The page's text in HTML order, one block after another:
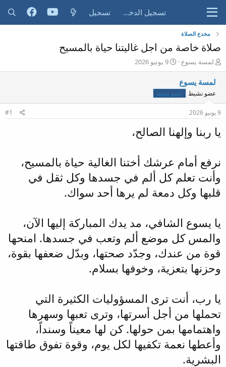
تسجيل الدخول تسجيل
مخدع الصلاة
صلاة خاصة من اجل غاليتنا حياة بالمسيح
ب
ا
د
ئ
ا
ل
م
ض
لمسة يسوع
ت
ا
ي
خ
ا
9 يونيو 2026
لمسة يسوع
عضو نشيط عضو نشيط
9 يونيو 2026 #1
يا ربنا وإلهنا الصالح،
نرفع أمام عرشك أختنا الغالية حياة بالمسيح،
وأنت تعلم كل ألم في جسدها وكل ثقل في
قلبها وكل دمعة لم يرها أحد سواك.
يا يسوع الشافي، مد يدك المباركة إليها الآن،
والمس كل موضع ألم وتعب في جسدها. امنحها
قوة من عندك، وجدّد صحتها، وبدّل ضعفها بقوة،
وحزنها بتعزية، وخوفها بسلام.
يا رب، أنت ترى المسؤوليات الكثيرة التي
تحملها من أجل أسرتها، وترى تعبها وسهرها
واهتمامها بمن حولها. كن لها معيناً وسنداً،
وأعطها نعمة تكفيها لكل يوم، وقوة تفوق طاقتها
البشرية.